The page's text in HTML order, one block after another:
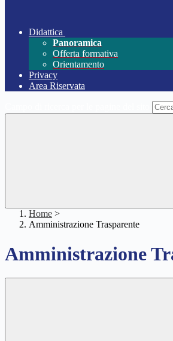
Didattica
Panoramica
Offerta formativa
Orientamento
Privacy
Area Riservata
Home >
Amministrazione Trasparente
Amministrazione